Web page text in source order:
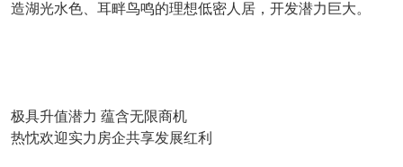
造湖光水色、耳畔鸟鸣的理想低密人居，开发潜力巨大。
极具升值潜力 蕴含无限商机
热忱欢迎实力房企共享发展红利